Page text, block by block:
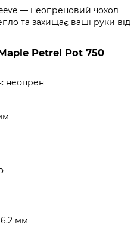
— неопреновий чохол
та захищає ваші руки від
Petrel Pot 750
неопрен
6.2 мм